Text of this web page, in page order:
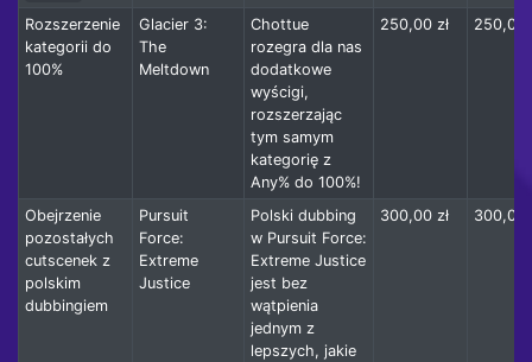
Rozszerzenie
kategorii do
100%
Glacier 3:
The
Meltdown
Chottue
rozegra dla nas
dodatkowe
wyścigi,
rozszerzając
tym samym
kategorię z
Any% do 100%!
250,00 zł 250,00
Obejrzenie
pozostałych
cutscenek z
polskim
dubbingiem
Pursuit
Force:
Extreme
Justice
Polski dubbing
w Pursuit Force:
Extreme Justice
jest bez
wątpienia
jednym z
lepszych, jakie
300,00 zł 300,00